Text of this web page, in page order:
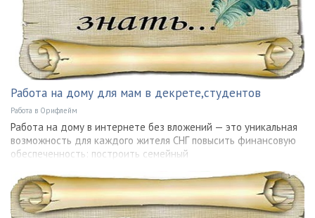
Работа на дому для мам в декрете,студентов
Работа в Орифлейм
Работа на дому в интернете без вложений — это уникальная
возможность для каждого жителя СНГ повысить финансовую
обеспеченность: построить семейный